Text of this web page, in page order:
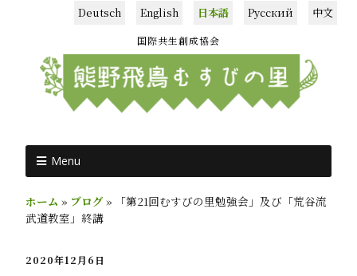
Deutsch English 日本語 Русский 中文
国際共生創成協会
Menu
ホーム » ブログ »
「第21回むすびの里勉強会」及び「荒谷流
武道教室」終講
2020年12月6日